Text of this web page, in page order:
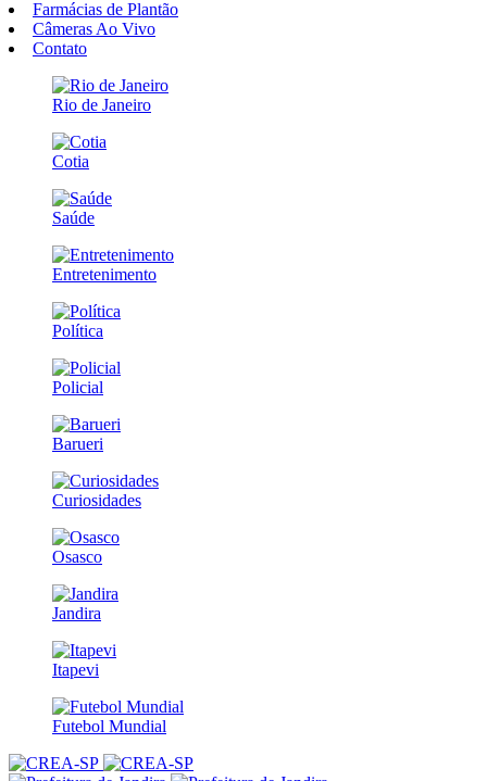
Farmácias de Plantão
Câmeras Ao Vivo
Contato
Rio de Janeiro
Cotia
Saúde
Entretenimento
Política
Policial
Barueri
Curiosidades
Osasco
Jandira
Itapevi
Futebol Mundial